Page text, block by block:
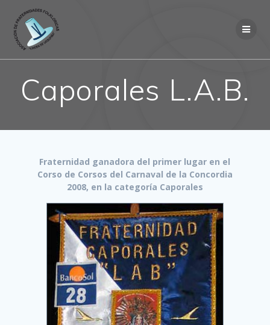
Caporales L.A.B.
Fraternidad ganadora del primer lugar en el
Corso de Corsos del Carnaval de la Concordia
2008, en la categoría Caporales